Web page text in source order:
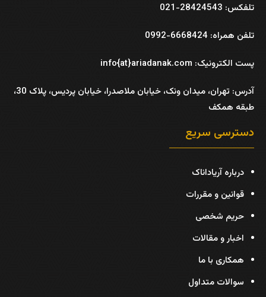
تلفکس: 28424543-021
تلفن همراه: 6668424-0992
پست الکترونیک: info{at}ariadanak.com
آدرس:
تهران، میدان ونک، خیابان ملاصدرا، خیابان پردیس، پلاک 30،
طبقه همکف
دسترسی سریع
درباره آریاداناک
قوانین و مقررات
حریم شخصی
اخبار و مقالات
همکاری با ما
سوالات متداول